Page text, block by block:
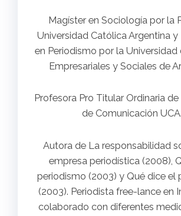
Magíster en Sociología por la
Universidad Católica Argentina y
en Periodismo por la Universidad
Empresariales y Sociales de
Profesora Pro Titular Ordinaria de
de Comunicación UCA.
Autora de La responsabilidad
empresa periodística (2008),
periodismo (2003) y Qué dice el
(2003). Periodista free-lance en
colaborado con diferentes